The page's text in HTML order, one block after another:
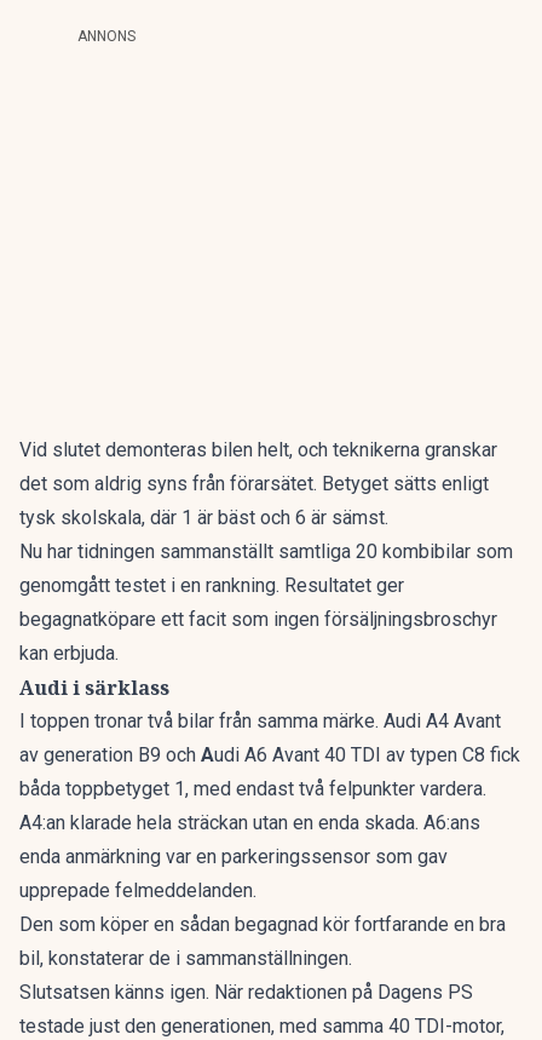
ANNONS
Vid slutet demonteras bilen helt, och teknikerna granskar
det som aldrig syns från förarsätet. Betyget sätts enligt
tysk skolskala, där 1 är bäst och 6 är sämst.
Nu har tidningen sammanställt samtliga 20 kombibilar som
genomgått testet i en rankning. Resultatet ger
begagnatköpare ett facit som ingen försäljningsbroschyr
kan erbjuda.
Audi i särklass
I toppen tronar två bilar från samma märke. Audi A4 Avant
av generation B9 och Audi A6 Avant 40 TDI av typen C8 fick
båda toppbetyget 1, med endast två felpunkter vardera.
A4:an klarade hela sträckan utan en enda skada. A6:ans
enda anmärkning var en parkeringssensor som gav
upprepade felmeddelanden.
Den som köper en sådan begagnad kör fortfarande en bra
bil, konstaterar de i sammanställningen.
Slutsatsen känns igen. När redaktionen på Dagens PS
testade just den generationen, med samma 40 TDI-motor,